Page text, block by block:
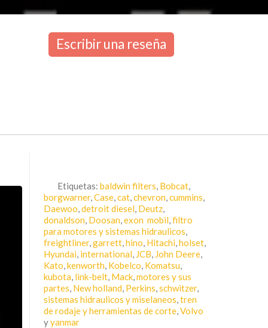
Escribir una reseña
Etiquetas:baldwin filters, Bobcat,
borgwarner,Case,cat,chevron,cummins,
Daewoo,detroit diesel, Deutz,
donaldson, Doosan,exon mobil,filtro
para motores y sistemas hidraulicos,
freightliner,garrett,hino, Hitachi,holset,
Hyundai, international, JCB, John Deere,
Kato,kenworth, Kobelco, Komatsu,
kubota, link-belt, Mack,motores y sus
partes, New holland, Perkins,schwitzer,
sistemas hidraulicos y miselaneos,tren
de rodaje y herramientas de corte,Volvo
yyanmar